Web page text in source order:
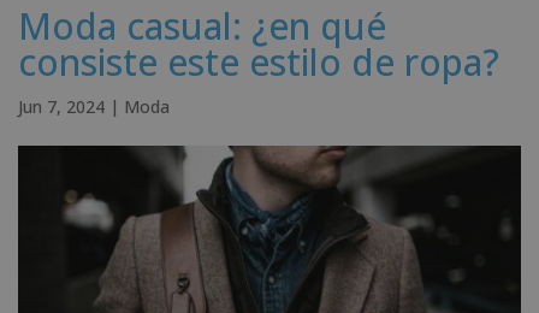
Moda casual: ¿en qué
consiste este estilo de ropa?
Jun 7, 2024 | Moda